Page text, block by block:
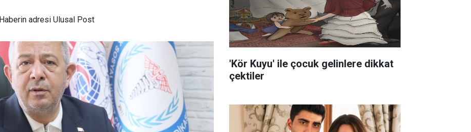
Haberin adresi Ulusal Post
'Kör Kuyu' ile çocuk gelinlere dikkat
çektiler